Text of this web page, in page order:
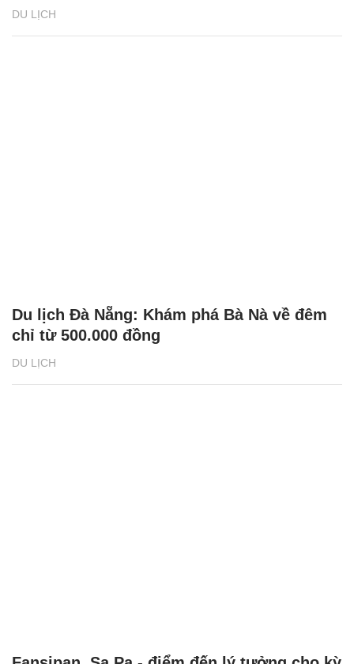
DU LỊCH
DU LỊCH
Du lịch Đà Nẵng: Khám phá Bà Nà về đêm
chỉ từ 500.000 đồng